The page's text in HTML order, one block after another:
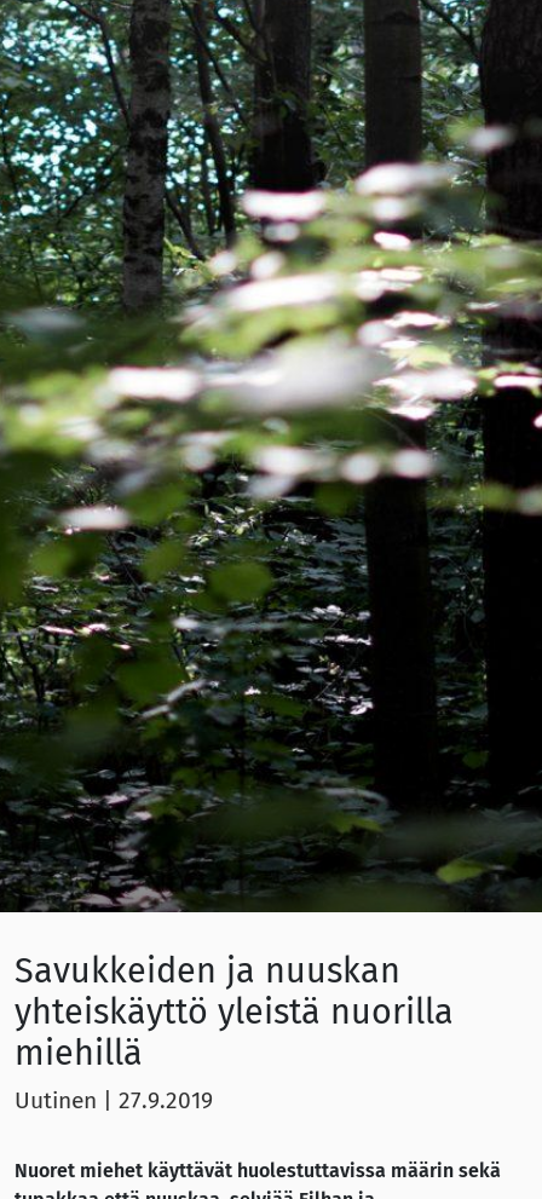
Savukkeiden ja nuuskan
yhteiskäyttö yleistä nuorilla
miehillä
Uutinen 27.9.2019
Nuoret miehet käyttävät huolestuttavissa määrin sekä